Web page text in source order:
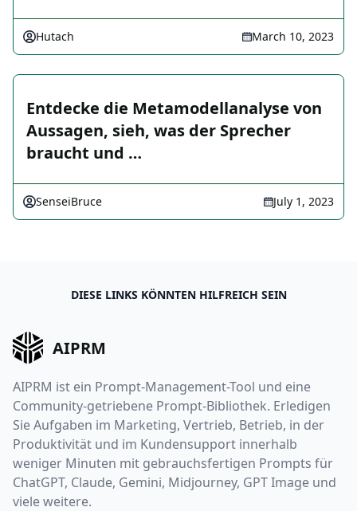
Hutach March 10, 2023
Entdecke die Metamodellanalyse von
Aussagen, sieh, was der Sprecher
braucht und …
SenseiBruce July 1, 2023
DIESE LINKS KÖNNTEN HILFREICH SEIN
AIPRM
AIPRM ist ein Prompt-Management-Tool und eine
Community-getriebene Prompt-Bibliothek. Erledigen
Sie Aufgaben im Marketing, Vertrieb, Betrieb, in der
Produktivität und im Kundensupport innerhalb
weniger Minuten mit gebrauchsfertigen Prompts für
ChatGPT, Claude, Gemini, Midjourney, GPT Image und
viele weitere.